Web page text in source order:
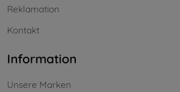
Reklamation
Kontakt
Information
Unsere Marken